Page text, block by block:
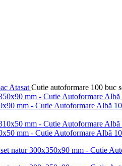
Atasat Cutie autoformare 100 buc
mm - Cutie Autoformare Albă
mm - Cutie Autoformare Albă